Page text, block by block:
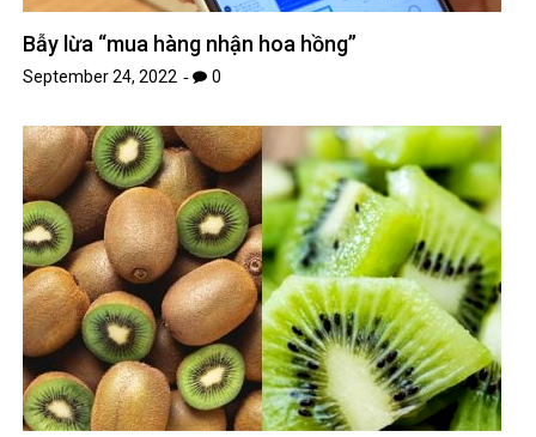
Bẫy lừa “mua hàng nhận hoa hồng”
September 24, 2022 0